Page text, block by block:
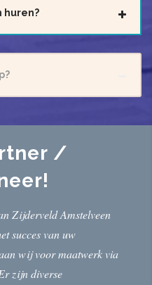
huren?
/
Zijderveld Amstelveen
succes van uw
wij voor maatwerk via
zijn diverse